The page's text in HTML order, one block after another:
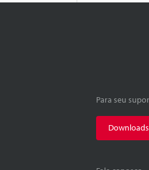
Para seu
Downloads